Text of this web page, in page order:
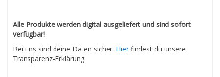
Alle Produkte werden digital ausgeliefert und sind sofort
verfügbar!
Bei uns sind deine Daten sicher. Hier findest du unsere
Transparenz-Erklärung.